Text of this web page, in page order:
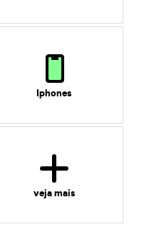
Iphones
veja mais